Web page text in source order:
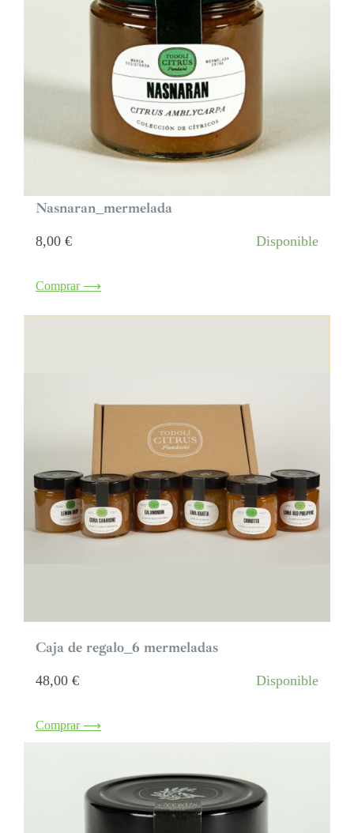
Nasnaran_mermelada
8,00 € Disponible
Comprar ⟶
Caja de regalo_6 mermeladas
48,00 € Disponible
Comprar ⟶